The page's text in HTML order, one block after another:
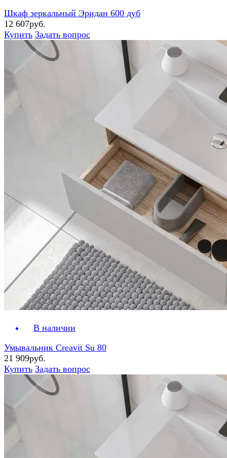
Шкаф зеркальный Эридан 600 дуб
12 607руб.
Купить Задать вопрос
В наличии
Умывальник Creavit Su 80
21 909руб.
Купить Задать вопрос